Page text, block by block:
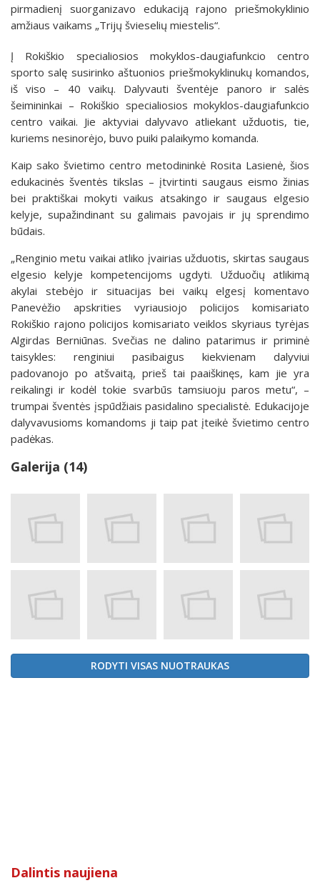
pirmadienį suorganizavo edukaciją rajono priešmokyklinio
amžiaus vaikams „Trijų švieselių miestelis“.
Į Rokiškio specialiosios mokyklos-daugiafunkcio centro
sporto salę susirinko aštuonios priešmokyklinukų komandos,
iš viso – 40 vaikų. Dalyvauti šventėje panoro ir salės
šeimininkai – Rokiškio specialiosios mokyklos-daugiafunkcio
centro vaikai. Jie aktyviai dalyvavo atliekant užduotis, tie,
kuriems nesinorėjo, buvo puiki palaikymo komanda.
Kaip sako švietimo centro metodininkė Rosita Lasienė, šios
edukacinės šventės tikslas – įtvirtinti saugaus eismo žinias
bei praktiškai mokyti vaikus atsakingo ir saugaus elgesio
kelyje, supažindinant su galimais pavojais ir jų sprendimo
būdais.
„Renginio metu vaikai atliko įvairias užduotis, skirtas saugaus
elgesio kelyje kompetencijoms ugdyti. Užduočių atlikimą
akylai stebėjo ir situacijas bei vaikų elgesį komentavo
Panevėžio apskrities vyriausiojo policijos komisariato
Rokiškio rajono policijos komisariato veiklos skyriaus tyrėjas
Algirdas Berniūnas. Svečias ne dalino patarimus ir priminė
taisykles: renginiui pasibaigus kiekvienam dalyviui
padovanojo po atšvaitą, prieš tai paaiškinęs, kam jie yra
reikalingi ir kodėl tokie svarbūs tamsiuoju paros metu“, –
trumpai šventės įspūdžiais pasidalino specialistė. Edukacijoje
dalyvavusioms komandoms ji taip pat įteikė švietimo centro
padėkas.
Galerija (14)
RODYTI VISAS NUOTRAUKAS
Dalintis naujiena